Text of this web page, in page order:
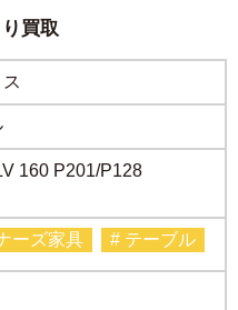
買取
160 P201/P128
ーズ家具 # テーブル